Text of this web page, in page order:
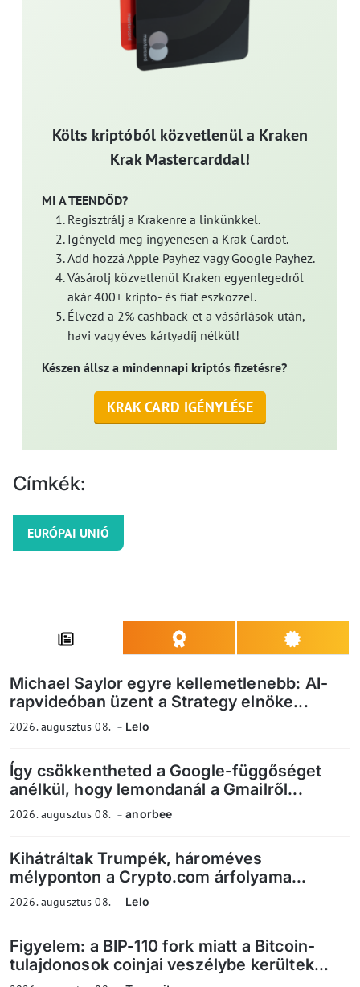
Költs kriptóból közvetlenül a Kraken
Krak Mastercarddal!
MI A TEENDŐD?
Regisztrálj a Krakenre a linkünkkel.
Igényeld meg ingyenesen a Krak Cardot.
Add hozzá Apple Payhez vagy Google Payhez.
Vásárolj közvetlenül Kraken egyenlegedről
akár 400+ kripto- és fiat eszközzel.
Élvezd a 2% cashback-et a vásárlások után,
havi vagy éves kártyadíj nélkül!
Készen állsz a mindennapi kriptós fizetésre?
KRAK CARD IGÉNYLÉSE
Címkék:
EURÓPAI UNIÓ
Michael Saylor egyre kellemetlenebb: AI-
rapvideóban üzent a Strategy elnöke...
2026. augusztus 08. Lelo
Így csökkentheted a Google-függőséget
anélkül, hogy lemondanál a Gmailről...
2026. augusztus 08. anorbee
Kihátráltak Trumpék, hároméves
mélyponton a Crypto.com árfolyama...
2026. augusztus 08. Lelo
Figyelem: a BIP-110 fork miatt a Bitcoin-
tulajdonosok coinjai veszélybe kerültek...